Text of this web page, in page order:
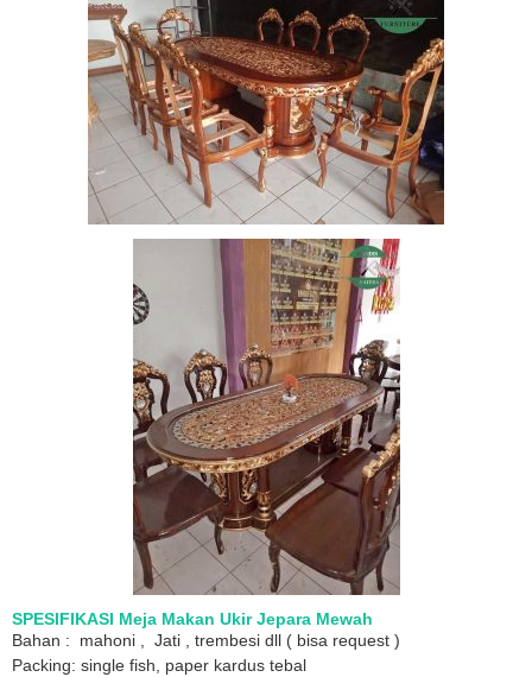
SPESIFIKASI Meja Makan Ukir Jepara Mewah
Bahan : mahoni , Jati , trembesi dll ( bisa request )
Packing: single fish, paper kardus tebal